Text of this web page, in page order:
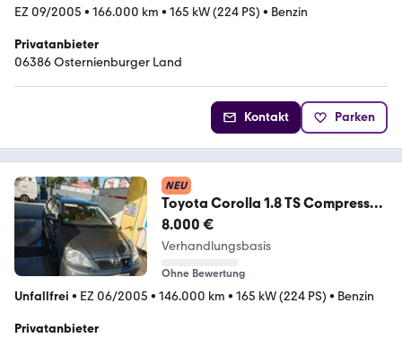
EZ 09/2005 • 166.000 km • 165 kW (224 PS) • Benzin
Privatanbieter
06386 Osternienburger Land
Kontakt Parken
NEU
Toyota Corolla 1.8 TS Compressor
TS Compressor
8.000 €
Verhandlungsbasis
Ohne Bewertung
Unfallfrei • EZ 06/2005 • 146.000 km • 165 kW (224 PS) • Benzin
Privatanbieter